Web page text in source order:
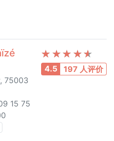
4.5 197 人评价
75003
15 75